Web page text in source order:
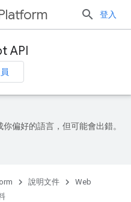
登入
API
偏好的語言，但可能會出錯。
說明文件
Web